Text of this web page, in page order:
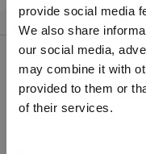
provide social media
We also share
our social media,
may combine it with
provided to them or
of their services.
BEDRIFT